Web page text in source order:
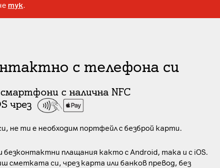
тук.
с телефона си
с налична NFC
чрез
не ти е необходим портфейл с безброй карти.
плащания както с Android, така и с iOS.
сметката си, чрез карта или банков превод, без